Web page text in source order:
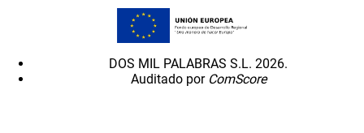
DOS MIL PALABRAS S.L. 2026.
Auditado por ComScore